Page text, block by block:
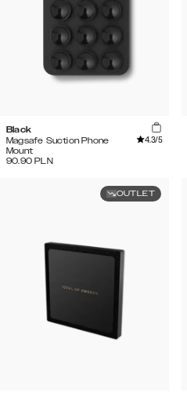
Black
Magsafe Suction Phone
Mount
4.3/5
90.90 PLN
OUTLET